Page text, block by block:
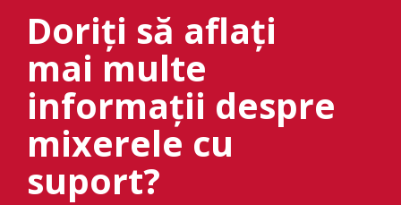
Doriți să aflați
mai multe
informații despre
mixerele cu
suport?